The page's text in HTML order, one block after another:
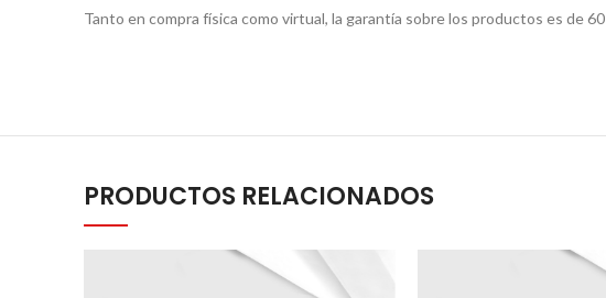
Tanto en compra física como virtual, la garantía sobre los productos es de
PRODUCTOS RELACIONADOS